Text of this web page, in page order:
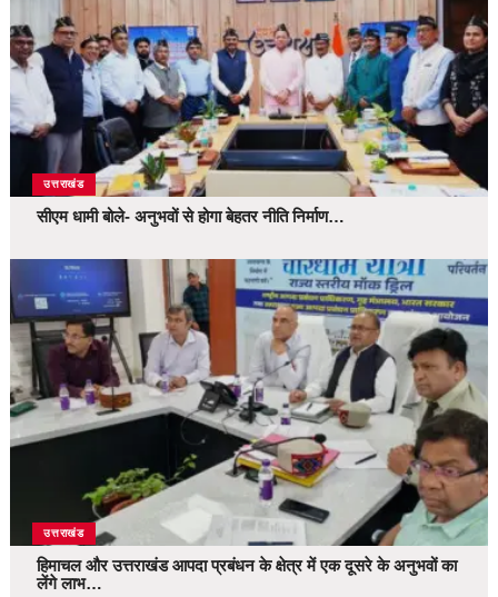
उत्तराखंड
सीएम धामी बोले- अनुभवों से होगा बेहतर नीति निर्माण…
उत्तराखंड
हिमाचल और उत्तराखंड आपदा प्रबंधन के क्षेत्र में एक दूसरे के अनुभवों का
लेंगे लाभ…